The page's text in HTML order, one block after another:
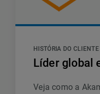
HISTÓRIA DO CLIENTE
Líder global
Veja como a